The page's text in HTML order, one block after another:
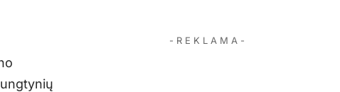
- R E K L A M A -